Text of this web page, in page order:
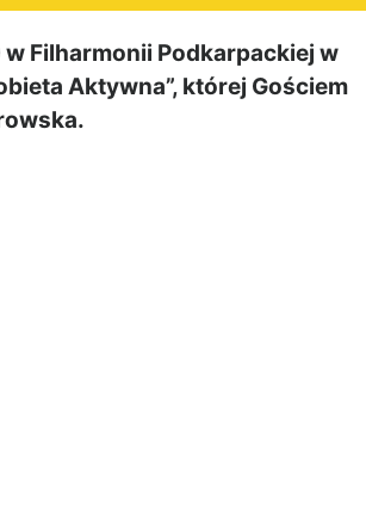
w Filharmonii Podkarpackiej w
Aktywna”, której Gościem